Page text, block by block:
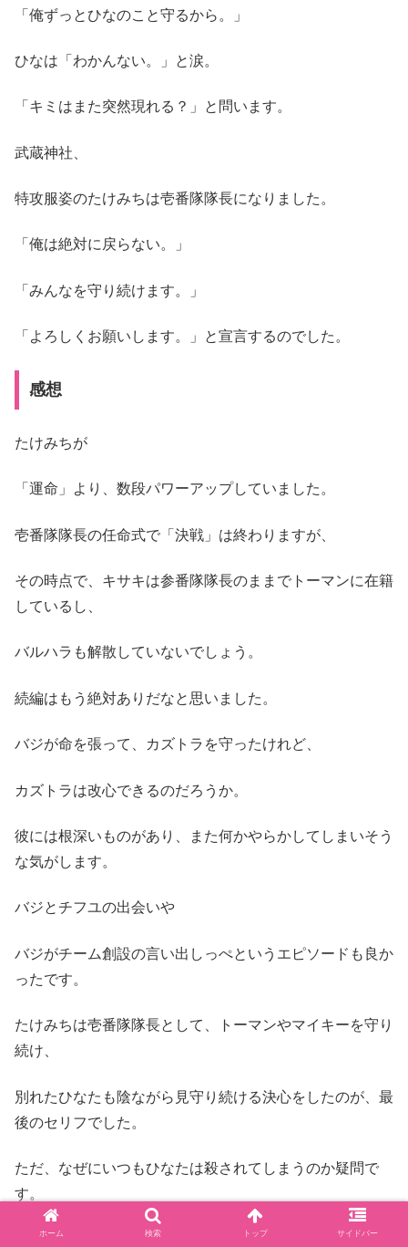
「俺ずっとひなのこと守るから。」
ひなは「わかんない。」と涙。
「キミはまた突然現れる？」と問います。
武蔵神社、
特攻服姿のたけみちは壱番隊隊長になりました。
「俺は絶対に戻らない。」
「みんなを守り続けます。」
「よろしくお願いします。」と宣言するのでした。
感想
たけみちが
「運命」より、数段パワーアップしていました。
壱番隊隊長の任命式で「決戦」は終わりますが、
その時点で、キサキは参番隊隊長のままでトーマンに在籍
しているし、
バルハラも解散していないでしょう。
続編はもう絶対ありだなと思いました。
バジが命を張って、カズトラを守ったけれど、
カズトラは改心できるのだろうか。
彼には根深いものがあり、また何かやらかしてしまいそう
な気がします。
バジとチフユの出会いや
バジがチーム創設の言い出しっぺというエピソードも良か
ったです。
たけみちは壱番隊隊長として、トーマンやマイキーを守り
続け、
別れたひなたも陰ながら見守り続ける決心をしたのが、最
後のセリフでした。
ただ、なぜにいつもひなたは殺されてしまうのか疑問で
す。
弱いたけみちの彼女だからというだけの存在なのに、
ホーム 検索 トップ サイドバー